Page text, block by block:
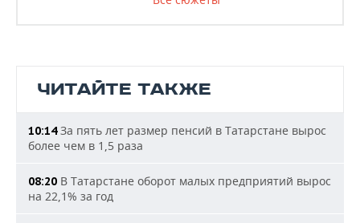
ЧИТАЙТЕ ТАКЖЕ
10:14За пять лет размер пенсий в Татарстане вырос
более чем в 1,5 раза
08:20 В Татарстане оборот малых предприятий вырос
на 22,1% за год